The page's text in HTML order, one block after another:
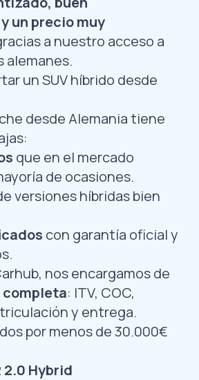
un precio muy
a nuestro acceso a
alemanes.
un SUV híbrido desde
desde Alemania tiene
que en el mercado
de ocasiones.
versiones híbridas bien
con garantía oficial y
nos encargamos de
: ITV, COC,
y entrega.
por menos de 30.000€
2.0 Hybrid